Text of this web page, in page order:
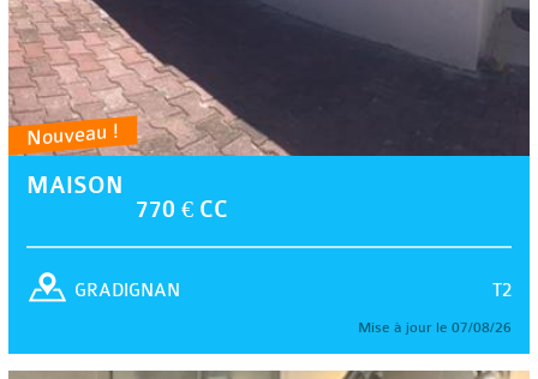
Nouveau !
MAISON
770 € CC
T2
GRADIGNAN
Mise à jour le 07/08/26